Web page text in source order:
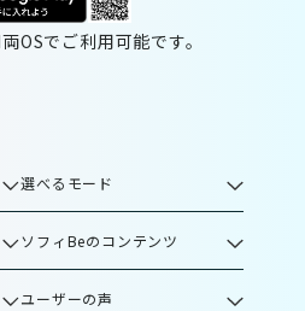
でご利用可能です。
選べるモード
ソフィBeのコンテンツ
ユーザーの声